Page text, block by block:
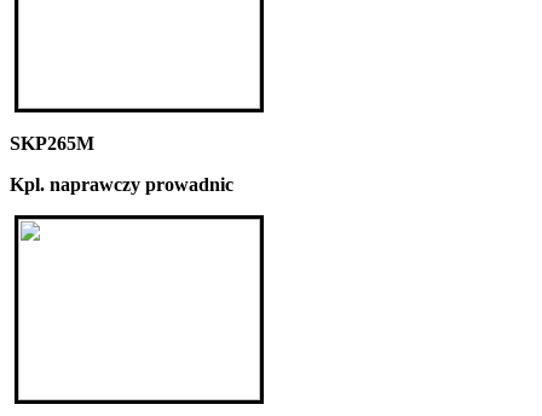
SKP265M
Kpl. naprawczy prowadnic